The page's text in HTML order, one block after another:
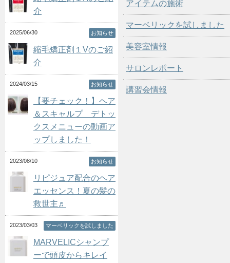
介
2025/06/30 お知らせ
縮毛矯正剤１Vのご紹
介
2024/03/15 お知らせ
【要チェック！】ヘア
＆スキャルプ デトッ
クスメニューの動画ア
ップしました！
2023/08/10 お知らせ
リピジュア配合のヘア
エッセンス！夏の髪の
救世主♬
2023/03/03 マーベリックを試しました
MARVELICシャンプ
ーで頭皮からキレイ
アイテムの施術
マーベリックを試しました
美容室情報
サロンレポート
講習会情報